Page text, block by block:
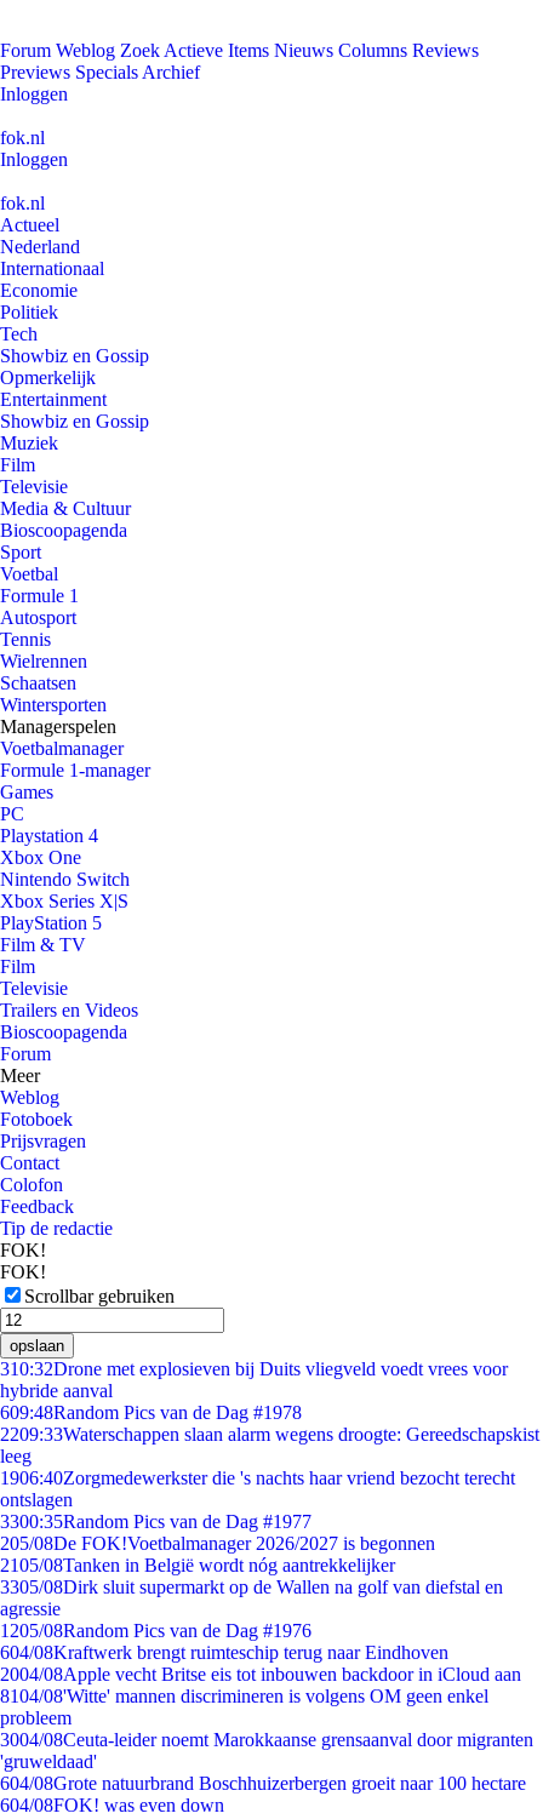
Forum Weblog Zoek Actieve Items Nieuws Columns Reviews
Previews Specials Archief
Inloggen
fok.nl
Inloggen
fok.nl
Actueel
Nederland
Internationaal
Economie
Politiek
Tech
Showbiz en Gossip
Opmerkelijk
Entertainment
Showbiz en Gossip
Muziek
Film
Televisie
Media & Cultuur
Bioscoopagenda
Sport
Voetbal
Formule 1
Autosport
Tennis
Wielrennen
Schaatsen
Wintersporten
Managerspelen
Voetbalmanager
Formule 1-manager
Games
PC
Playstation 4
Xbox One
Nintendo Switch
Xbox Series X|S
PlayStation 5
Film & TV
Film
Televisie
Trailers en Videos
Bioscoopagenda
Forum
Meer
Weblog
Fotoboek
Prijsvragen
Contact
Colofon
Feedback
Tip de redactie
FOK!
FOK!
Scrollbar gebruiken
opslaan
310:32Drone met explosieven bij Duits vliegveld voedt vrees voor
hybride aanval
609:48Random Pics van de Dag #1978
2209:33Waterschappen slaan alarm wegens droogte: Gereedschapskist
leeg
1906:40Zorgmedewerkster die 's nachts haar vriend bezocht terecht
ontslagen
3300:35Random Pics van de Dag #1977
205/08De FOK!Voetbalmanager 2026/2027 is begonnen
2105/08Tanken in België wordt nóg aantrekkelijker
3305/08Dirk sluit supermarkt op de Wallen na golf van diefstal en
agressie
1205/08Random Pics van de Dag #1976
604/08Kraftwerk brengt ruimteschip terug naar Eindhoven
2004/08Apple vecht Britse eis tot inbouwen backdoor in iCloud aan
8104/08'Witte' mannen discrimineren is volgens OM geen enkel
probleem
3004/08Ceuta-leider noemt Marokkaanse grensaanval door migranten
'gruweldaad'
604/08Grote natuurbrand Boschhuizerbergen groeit naar 100 hectare
604/08FOK! was even down